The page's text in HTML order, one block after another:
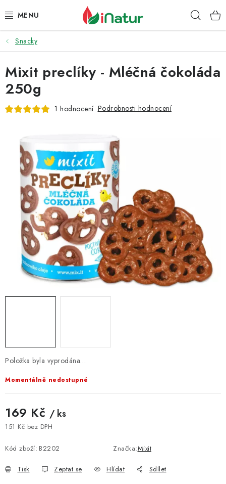
na
POTRAVINY
OŘECHY A SUŠENÉ PLODY
SNACKY
EKO DROGERIE A KOSMETIKA
VITAMÍNY
DOPRAVA A PLATBA
VELKOOBCHOD
KONTAKTY
ZNAČKY
Snacky
Položka byla vyprodána…
Momentálně nedostupné
169 Kč / ks
151 Kč bez DPH
Kód zboží: B2202 Značka:Mixit
Tisk Zeptat se Hlídat Sdílet
Mixit preclíky - Mléčná čokoláda
250g
1 hodnocení Podrobnosti hodnocení